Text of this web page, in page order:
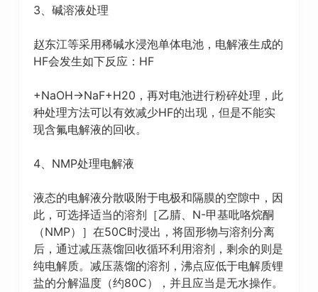
3、碱溶液处理
赵东江等采用稀碱水浸泡单体电池，电解液生成的
HF会发生如下反应：HF
+NaOH→NaF+H20，再对电池进行粉碎处理，此
种处理方法可以有效减少HF的出现，但是不能实
现含氟电解液的回收。
4、NMP处理电解液
液态的电解液分散吸附于电极和隔膜的空隙中，因
此，可选择适当的溶剂［乙腈、N-甲基吡咯烷酮
（NMP）］在50C时浸出，将固形物与溶剂分离
后，通过减压蒸馏回收循环利用溶剂，剩余的则是
纯电解质。减压蒸馏的溶剂，沸点应低于电解质锂
盐的分解温度（约80C），并且应当是无水操作。